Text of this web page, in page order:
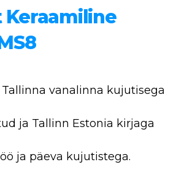
Keraamiline
vanalinna kujutisega
ja Tallinn Estonia kirjaga
ja päeva kujutistega.